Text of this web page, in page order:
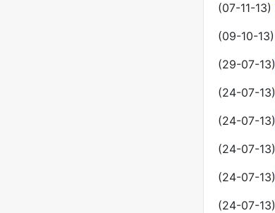
(07-11-13)
(09-10-13)
(29-07-13)
(24-07-13)
(24-07-13)
(24-07-13)
(24-07-13)
(24-07-13)